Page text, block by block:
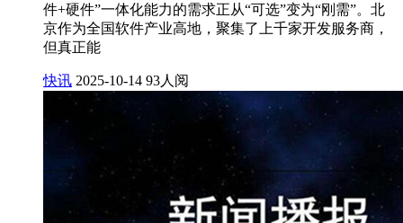
件+硬件”一体化能力的需求正从“可选”变为“刚需”。北
京作为全国软件产业高地，聚集了上千家开发服务商，
但真正能
快讯 2025-10-14 93人阅